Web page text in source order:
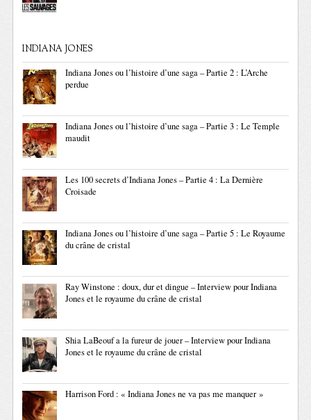
INDIANA JONES
Indiana Jones ou l’histoire d’une saga – Partie 2 : L’Arche
perdue
Indiana Jones ou l’histoire d’une saga – Partie 3 : Le Temple
maudit
Les 100 secrets d’Indiana Jones – Partie 4 : La Dernière
Croisade
Indiana Jones ou l’histoire d’une saga – Partie 5 : Le Royaume
du crâne de cristal
Ray Winstone : doux, dur et dingue – Interview pour Indiana
Jones et le royaume du crâne de cristal
Shia LaBeouf a la fureur de jouer – Interview pour Indiana
Jones et le royaume du crâne de cristal
Harrison Ford : « Indiana Jones ne va pas me manquer »